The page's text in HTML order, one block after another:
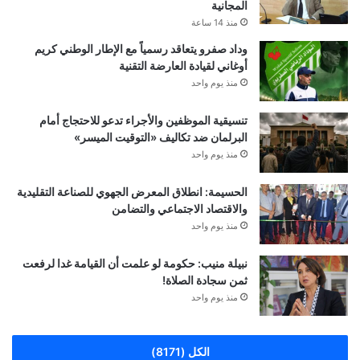
المجانية
منذ 14 ساعة
وداد صفرو يتعاقد رسمياً مع الإطار الوطني كريم
أوغاني لقيادة العارضة التقنية
منذ يوم واحد
تنسيقية الموظفين والأجراء تدعو للاحتجاج أمام
البرلمان ضد تكاليف «التوقيت الميسر»
منذ يوم واحد
الحسيمة: انطلاق المعرض الجهوي للصناعة التقليدية
والاقتصاد الاجتماعي والتضامن
منذ يوم واحد
نبيلة منيب: حكومة لو علمت أن القيامة غدا لرفعت
ثمن سجادة الصلاة!
منذ يوم واحد
الكل (8171)